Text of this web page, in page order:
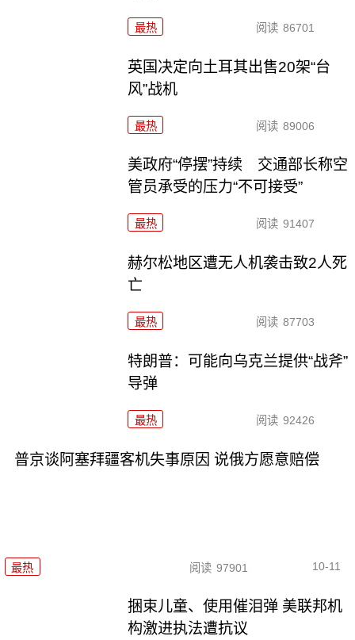
最热 阅读 86701
英国决定向土耳其出售20架“台
风”战机
最热 阅读 89006
美政府“停摆”持续 交通部长称空
管员承受的压力“不可接受”
最热 阅读 91407
赫尔松地区遭无人机袭击致2人死
亡
最热 阅读 87703
特朗普：可能向乌克兰提供“战斧”
导弹
最热 阅读 92426
普京谈阿塞拜疆客机失事原因 说俄方愿意赔偿
最热 阅读 97901 10-11
捆束儿童、使用催泪弹 美联邦机
构激进执法遭抗议